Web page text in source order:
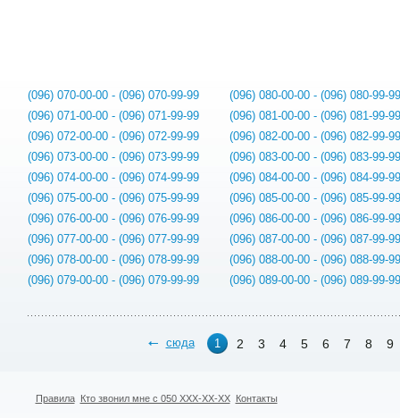
(096) 070-00-00 - (096) 070-99-99
(096) 071-00-00 - (096) 071-99-99
(096) 072-00-00 - (096) 072-99-99
(096) 073-00-00 - (096) 073-99-99
(096) 074-00-00 - (096) 074-99-99
(096) 075-00-00 - (096) 075-99-99
(096) 076-00-00 - (096) 076-99-99
(096) 077-00-00 - (096) 077-99-99
(096) 078-00-00 - (096) 078-99-99
(096) 079-00-00 - (096) 079-99-99
(096) 080-00-00 - (096) 080-99-99
(096) 081-00-00 - (096) 081-99-99
(096) 082-00-00 - (096) 082-99-99
(096) 083-00-00 - (096) 083-99-99
(096) 084-00-00 - (096) 084-99-99
(096) 085-00-00 - (096) 085-99-99
(096) 086-00-00 - (096) 086-99-99
(096) 087-00-00 - (096) 087-99-99
(096) 088-00-00 - (096) 088-99-99
(096) 089-00-00 - (096) 089-99-99
сюда 1 2 3 4 5 6 7 8 9
Правила Кто звонил мне с 050 XXX-XX-XX Контакты